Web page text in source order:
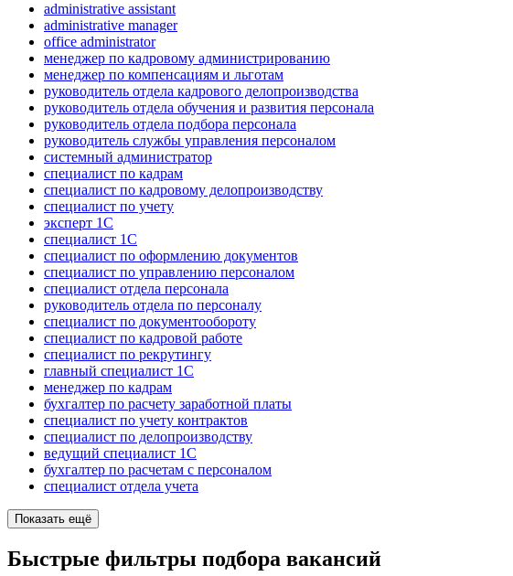
administrative assistant
administrative manager
office administrator
менеджер по кадровому администрированию
менеджер по компенсациям и льготам
руководитель отдела кадрового делопроизводства
руководитель отдела обучения и развития персонала
руководитель отдела подбора персонала
руководитель службы управления персоналом
системный администратор
специалист по кадрам
специалист по кадровому делопроизводству
специалист по учету
эксперт 1С
специалист 1С
специалист по оформлению документов
специалист по управлению персоналом
специалист отдела персонала
руководитель отдела по персоналу
специалист по документообороту
специалист по кадровой работе
специалист по рекрутингу
главный специалист 1С
менеджер по кадрам
бухгалтер по расчету заработной платы
специалист по учету контрактов
специалист по делопроизводству
ведущий специалист 1С
бухгалтер по расчетам с персоналом
специалист отдела учета
Показать ещё
Быстрые фильтры подбора вакансий